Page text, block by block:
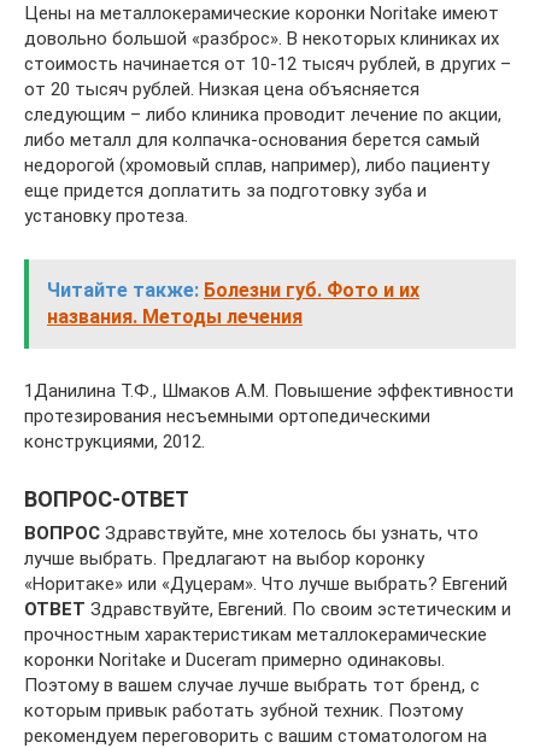
Цены на металлокерамические коронки Noritake имеют
довольно большой «разброс». В некоторых клиниках их
стоимость начинается от 10-12 тысяч рублей, в других –
от 20 тысяч рублей. Низкая цена объясняется
следующим – либо клиника проводит лечение по акции,
либо металл для колпачка-основания берется самый
недорогой (хромовый сплав, например), либо пациенту
еще придется доплатить за подготовку зуба и
установку протеза.
Читайте также: Болезни губ. Фото и их
названия. Методы лечения
1Данилина Т.Ф., Шмаков А.М. Повышение эффективности
протезирования несъемными ортопедическими
конструкциями, 2012.
ВОПРОС-ОТВЕТ
ВОПРОС Здравствуйте, мне хотелось бы узнать, что
лучше выбрать. Предлагают на выбор коронку
«Норитаке» или «Дуцерам». Что лучше выбрать? Евгений
ОТВЕТ Здравствуйте, Евгений. По своим эстетическим и
прочностным характеристикам металлокерамические
коронки Noritake и Duceram примерно одинаковы.
Поэтому в вашем случае лучше выбрать тот бренд, с
которым привык работать зубной техник. Поэтому
рекомендуем переговорить с вашим стоматологом на